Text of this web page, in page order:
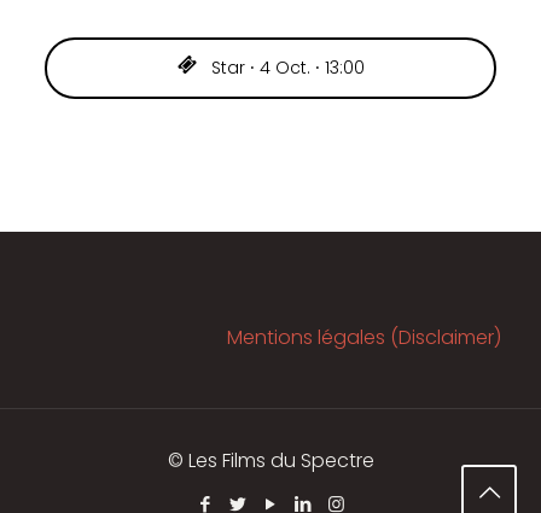
Star ⸱ 4 Oct. ⸱ 13:00
Mentions légales (Disclaimer)
© Les Films du Spectre